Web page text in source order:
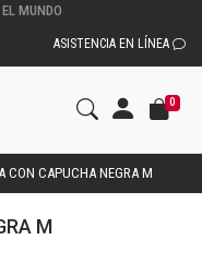
ASISTENCIA EN LÍNEA
0
CON CAPUCHA NEGRA M
M